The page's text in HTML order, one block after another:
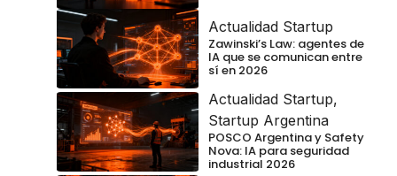
Actualidad Startup
Zawinski’s Law: agentes de
IA que se comunican entre
sí en 2026
Actualidad Startup,
Startup Argentina
POSCO Argentina y Safety
Nova: IA para seguridad
industrial 2026